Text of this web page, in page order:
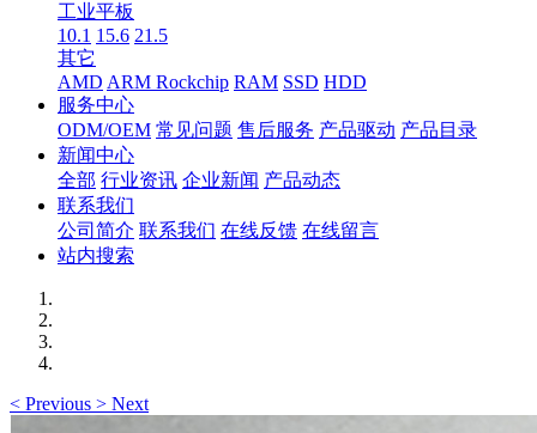
工业平板
10.1 15.6 21.5
其它
AMD ARM Rockchip RAM SSD HDD
服务中心
ODM/OEM 常见问题 售后服务 产品驱动 产品目录
新闻中心
全部 行业资讯 企业新闻 产品动态
联系我们
公司简介 联系我们 在线反馈 在线留言
站内搜索
< Previous > Next